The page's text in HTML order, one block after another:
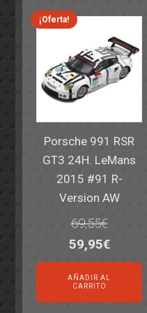
82,40€.59,95€.
¡Oferta!
Porsche 991 RSR
GT3 24H. LeMans
2015 #91 R-
Version AW
69,55€
El
precio
original
era:
59,95€El
precio
actual
es:
AÑADIR AL
CARRITO